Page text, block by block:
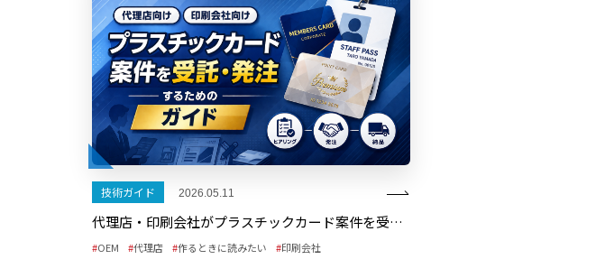
技術ガイド 2026.05.11
代理店・印刷会社がプラスチックカード案件を受託・発注するためのガイド
OEM 代理店 作るときに読みたい 印刷会社